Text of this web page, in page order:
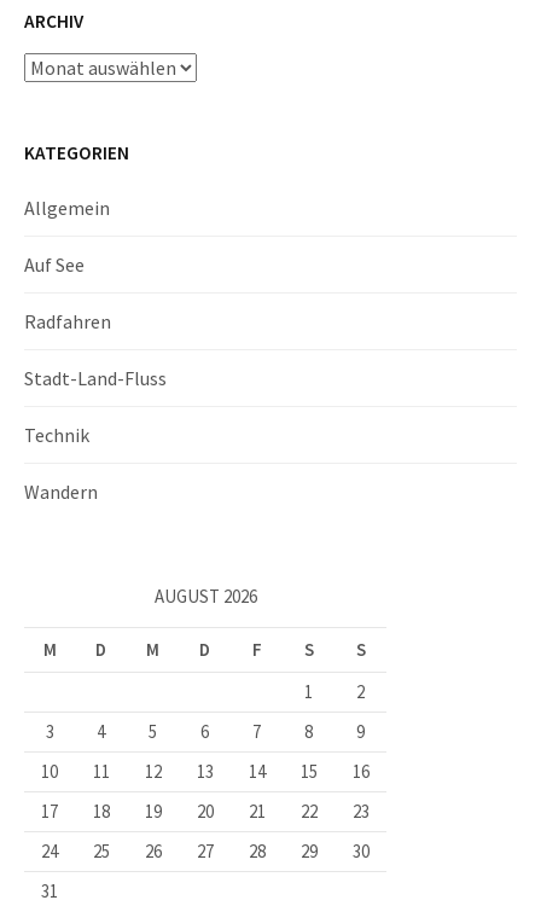
ARCHIV
Archiv
KATEGORIEN
Allgemein
Auf See
Radfahren
Stadt-Land-Fluss
Technik
Wandern
AUGUST 2026
M D M D F S
S
1
2
3
4 5 6 7 8
9
10
11 12 13 14 15
16
17
18 19 20 21 22
23
24
25 26 27 28 29
30
31